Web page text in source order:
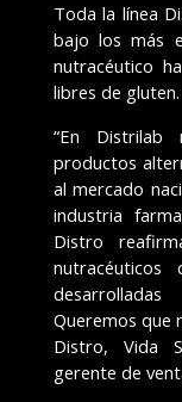
Toda la línea
bajo los más
nutracéutico
libres de gluten.
“En Distrilab
productos
al mercado
industria
Distro
nutracéuticos
Queremos que
Distro, Vida
gerente de